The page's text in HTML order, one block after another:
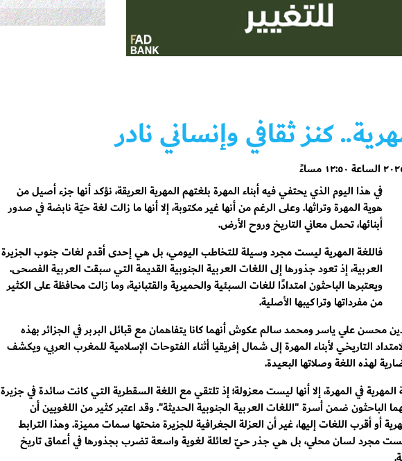
كنز ثقافي وإنساني نادر
في هذا اليوم الذي يحتفي فيه أبناء المهرة بلغتهم المهرية العريقة، نؤكد أنها جزء أصيل من
هوية المهرة وتراثها. وعلى الرغم من أنها غير مكتوبة، إلا أنها ما زالت لغة حيّة نابضة في صدور
أبنائها، تحمل معاني التاريخ وروح الأرض.
فاللغة المهرية ليست مجرد وسيلة للتخاطب اليومي، بل هي إحدى أقدم لغات جنوب الجزيرة
العربية، إذ تعود جذورها إلى اللغات العربية الجنوبية القديمة التي سبقت العربية الفصحى.
ويعتبرها الباحثون امتدادًا للغات السبئية والحميرية والقتبانية، وما زالت محافظة على الكثير
من مفرداتها وتراكيبها الأصلية.
محسن علي ياسر ومحمد سالم عكوش أنهما كانا يتفاهمان مع قبائل البربر في الجزائر بهذه
التاريخي لأبناء المهرة إلى شمال إفريقيا أثناء الفتوحات الإسلامية للمغرب العربي، ويكشف
لهذه اللغة وصلاتها البعيدة.
في المهرة، إلا أنها ليست معزولة؛ إذ تلتقي مع اللغة السقطرية التي كانت سائدة في جزيرة
ضمن أسرة "اللغات العربية الجنوبية الحديثة". وقد اعتبر كثير من اللغويين أن
أو أقرب اللغات إليها، غير أن العزلة الجغرافية للجزيرة منحتها سمات مميزة. وهذا الترابط
مجرد لسان محلي، بل هي جذر حيّ لعائلة لغوية واسعة تضرب بجذورها في أعماق تاريخ